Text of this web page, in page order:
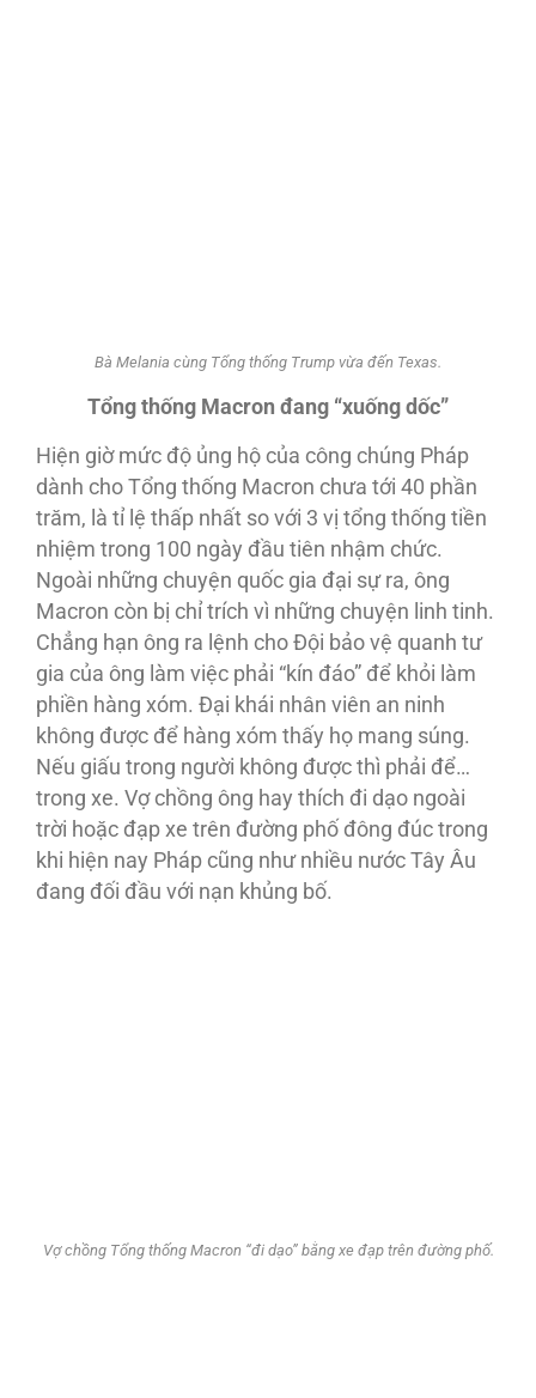
Bà Melania cùng Tổng thống Trump vừa đến Texas.
Tổng thống Macron đang “xuống dốc”
Hiện giờ mức độ ủng hộ của công chúng Pháp
dành cho Tổng thống Macron chưa tới 40 phần
trăm, là tỉ lệ thấp nhất so với 3 vị tổng thống tiền
nhiệm trong 100 ngày đầu tiên nhậm chức.
Ngoài những chuyện quốc gia đại sự ra, ông
Macron còn bị chỉ trích vì những chuyện linh tinh.
Chẳng hạn ông ra lệnh cho Ðội bảo vệ quanh tư
gia của ông làm việc phải “kín đáo” để khỏi làm
phiền hàng xóm. Ðại khái nhân viên an ninh
không được để hàng xóm thấy họ mang súng.
Nếu giấu trong người không được thì phải để…
trong xe. Vợ chồng ông hay thích đi dạo ngoài
trời hoặc đạp xe trên đường phố đông đúc trong
khi hiện nay Pháp cũng như nhiều nước Tây Âu
đang đối đầu với nạn khủng bố.
Vợ chồng Tổng thống Macron “đi dạo” bằng xe đạp trên đường phố.